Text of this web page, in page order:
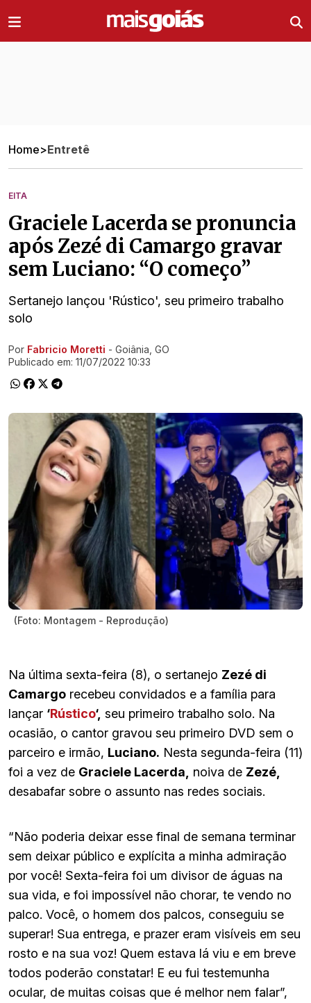
Home>Entretê
EITA
Graciele Lacerda se pronuncia
após Zezé di Camargo gravar
sem Luciano: “O começo”
Sertanejo lançou 'Rústico', seu primeiro trabalho
solo
Ir direto pra matéria
Por Fabricio Moretti - Goiânia, GO
Publicado em: 11/07/2022 10:33
(Foto: Montagem - Reprodução)
Na última sexta-feira (8), o sertanejo Zezé di
Camargo recebeu convidados e a família para
lançar ‘Rústico‘, seu primeiro trabalho solo. Na
ocasião, o cantor gravou seu primeiro DVD sem o
parceiro e irmão, Luciano. Nesta segunda-feira (11)
foi a vez de Graciele Lacerda, noiva de Zezé,
desabafar sobre o assunto nas redes sociais.
“Não poderia deixar esse final de semana terminar
sem deixar público e explícita a minha admiração
por você! Sexta-feira foi um divisor de águas na
sua vida, e foi impossível não chorar, te vendo no
palco. Você, o homem dos palcos, conseguiu se
superar! Sua entrega, e prazer eram visíveis em seu
rosto e na sua voz! Quem estava lá viu e em breve
todos poderão constatar! E eu fui testemunha
ocular, de muitas coisas que é melhor nem falar”,